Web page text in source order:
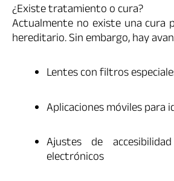
¿Existe tratamiento o cura?
Actualmente no existe una cura
hereditario. Sin embargo, hay
Lentes con filtros
Aplicaciones móviles para
Ajustes de
electrónicos